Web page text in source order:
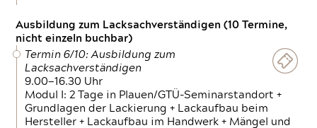
Ausbildung zum Lacksachverständigen (10 Termine,
nicht einzeln buchbar)
Termin 6/10: Ausbildung zum
Lacksachverständigen
9.00—16.30 Uhr
Modul I: 2 Tage in Plauen/GTÜ-Seminarstandort +
Grundlagen der Lackierung + Lackaufbau beim
Hersteller + Lackaufbau im Handwerk + Mängel und